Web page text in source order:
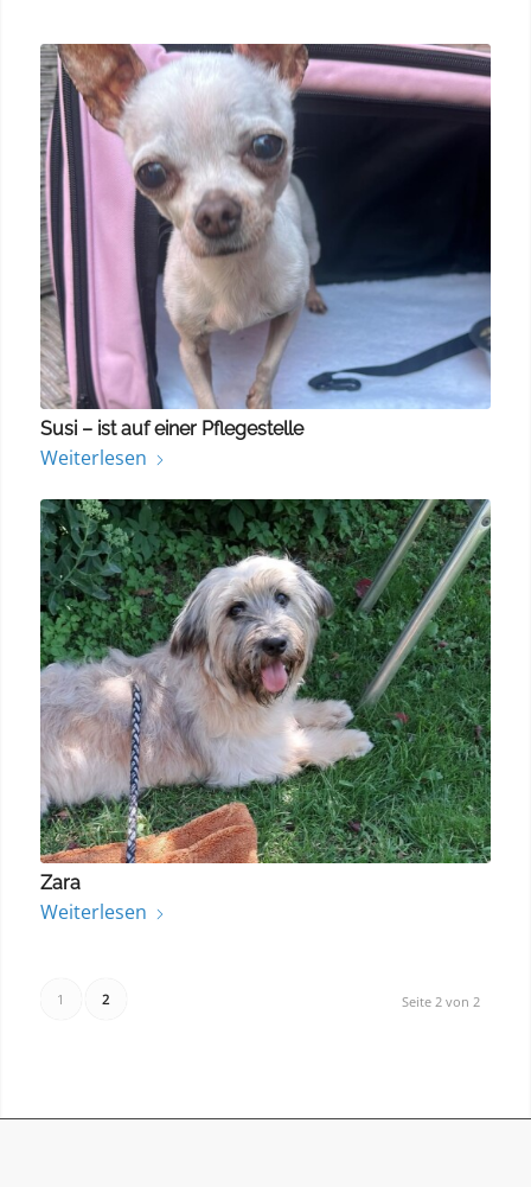
Susi – ist auf einer Pflegestelle
Weiterlesen
Zara
Weiterlesen
Seite 2 von 2
1 2